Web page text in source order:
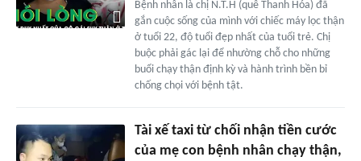
Bệnh nhân là chị N.T.H (quê Thanh Hóa) đã
gắn cuộc sống của mình với chiếc máy lọc thận
ở tuổi 22, độ tuổi đẹp nhất của tuổi trẻ. Chị
buộc phải gác lại để nhường chỗ cho những
buổi chạy thận định kỳ và hành trình bền bỉ
chống chọi với bệnh tật.
Tài xế taxi từ chối nhận tiền cước
của mẹ con bệnh nhân chạy thận,